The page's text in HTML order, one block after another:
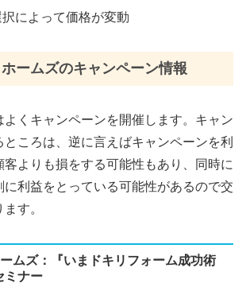
によって価格が変動
ームズ​​のキャンペーン情報
よくキャンペーンを開催します。キャン
ころは、逆に言えばキャンペーンを利
客よりも損をする可能性もあり、同時に
に利益をとっている可能性があるので交
す。
ムズ：『いまドキリフォーム成功術
ミナー